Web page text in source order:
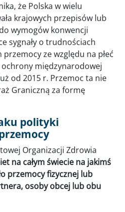
że Polska w wielu
krajowych przepisów lub
wymogów konwencji
sygnały o trudnościach
ze względu na płeć
międzynarodowej
od 2015 r. Przemoc ta nie
Graniczną za formę
polityki
Organizacji Zdrowia
na całym świecie na jakimś
przemocy fizycznej lub
osoby obcej lub obu